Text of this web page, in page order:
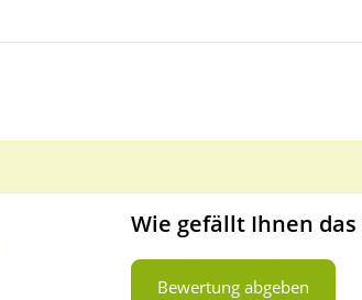
Wie gefällt Ihnen das
Bewertung abgeben